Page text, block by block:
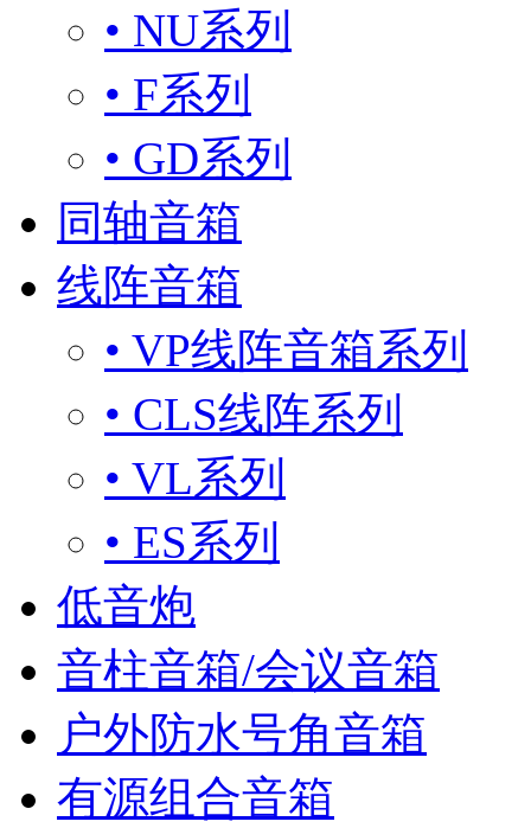
• NU系列
• F系列
• GD系列
同轴音箱
线阵音箱
• VP线阵音箱系列
• CLS线阵系列
• VL系列
• ES系列
低音炮
音柱音箱/会议音箱
户外防水号角音箱
有源组合音箱